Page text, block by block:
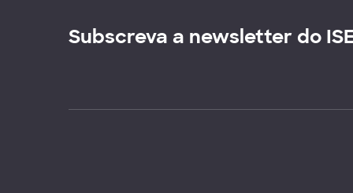
Subscreva a newsletter do